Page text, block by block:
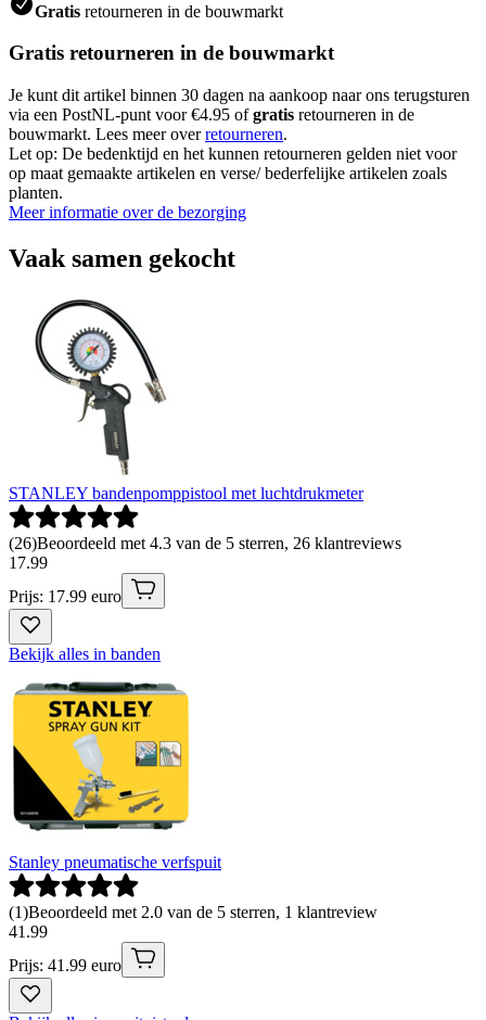
Gratis retourneren in de bouwmarkt
Gratis retourneren in de bouwmarkt
Je kunt dit artikel binnen 30 dagen na aankoop naar ons terugsturen
via een PostNL-punt voor €4.95 ofgratis retourneren in de
bouwmarkt. Lees meer overretourneren.
Let op: De bedenktijd en het kunnen retourneren gelden niet voor
op maat gemaakte artikelen en verse/ bederfelijke artikelen zoals
planten.
Meer informatie over de bezorging
Vaak samen gekocht
STANLEY bandenpomppistool met luchtdrukmeter
(26)Beoordeeld met 4.3 van de 5 sterren, 26 klantreviews
17.99
Prijs: 17.99 euro
Bekijk alles in banden
Stanley pneumatische verfspuit
(1)Beoordeeld met 2.0 van de 5 sterren, 1 klantreview
41 .99
Prijs: 41.99 euro